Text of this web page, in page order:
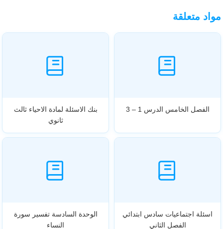
مواد متعلقة
الفصل الخامس الدرس 1 – 3
بنك الاسئلة لمادة الاحياء ثالث
ثانوي
اسئلة اجتماعيات سادس ابتدائي
الفصل الثاني
الوحدة السادسة تفسير سورة
النساء